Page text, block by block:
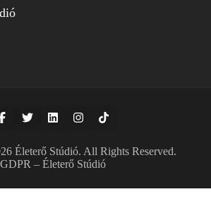
Életerő Stúdió. All Rights Reserved.
GDPR – Életerő Stúdió